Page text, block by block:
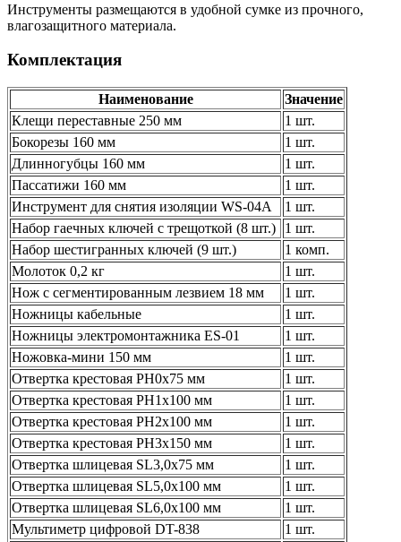
Инструменты размещаются в удобной сумке из прочного,
влагозащитного материала.
Комплектация
Наименование
Значение
Клещи переставные 250 мм
1 шт.
Бокорезы 160 мм
1 шт.
Длинногубцы 160 мм
1 шт.
Пассатижи 160 мм
1 шт.
Инструмент для снятия изоляции WS-04A
1 шт.
Набор гаечных ключей с трещоткой (8 шт.)
1 шт.
Набор шестигранных ключей (9 шт.)
1 комп.
Молоток 0,2 кг
1 шт.
Нож с сегментированным лезвием 18 мм
1 шт.
Ножницы кабельные
1 шт.
Ножницы электромонтажника ЕS-01
1 шт.
Ножовка-мини 150 мм
1 шт.
Отвертка крестовая PH0х75 мм
1 шт.
Отвертка крестовая PH1х100 мм
1 шт.
Отвертка крестовая PH2x100 мм
1 шт.
Отвертка крестовая PH3х150 мм
1 шт.
Отвертка шлицевая SL3,0x75 мм
1 шт.
Отвертка шлицевая SL5,0х100 мм
1 шт.
Отвертка шлицевая SL6,0x100 мм
1 шт.
Мультиметр цифровой DT-838
1 шт.